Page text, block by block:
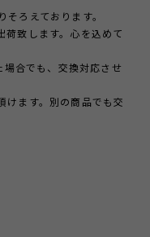
ろえております。
荷致します。心を込めて
合でも、交換対応させ
けます。別の商品でも交